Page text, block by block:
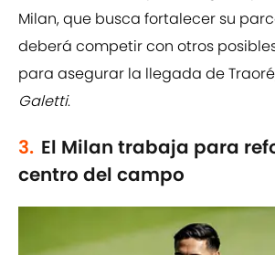
Milan, que busca fortalecer su
deberá competir con otros
para asegurar la llegada de
Galetti.
3. El Milan trabaja para
centro del campo